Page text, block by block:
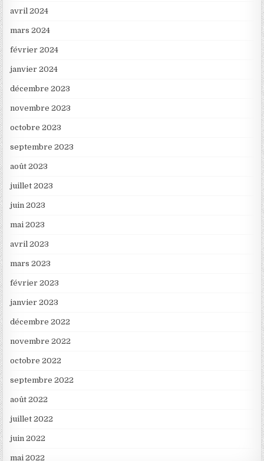
avril 2024
mars 2024
février 2024
janvier 2024
décembre 2023
novembre 2023
octobre 2023
septembre 2023
août 2023
juillet 2023
juin 2023
mai 2023
avril 2023
mars 2023
février 2023
janvier 2023
décembre 2022
novembre 2022
octobre 2022
septembre 2022
août 2022
juillet 2022
juin 2022
mai 2022